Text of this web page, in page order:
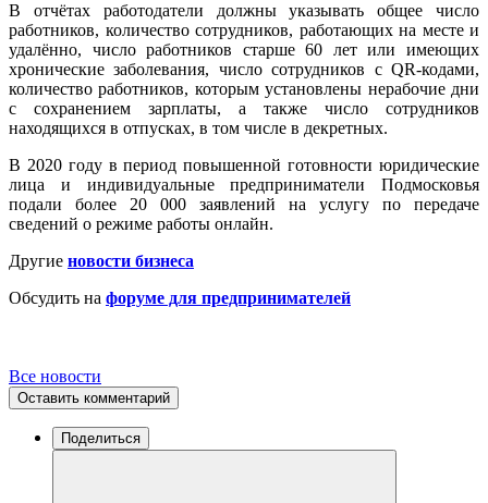
В отчётах работодатели должны указывать общее число
работников, количество сотрудников, работающих на месте и
удалённо, число работников старше 60 лет или имеющих
хронические заболевания, число сотрудников с QR-кодами,
количество работников, которым установлены нерабочие дни
с сохранением зарплаты, а также число сотрудников
находящихся в отпусках, в том числе в декретных.
В 2020 году в период повышенной готовности юридические
лица и индивидуальные предприниматели Подмосковья
подали более 20 000 заявлений на услугу по передаче
сведений о режиме работы онлайн.
Другие новости бизнеса
Обсудить на форуме для предпринимателей
Все новости
Оставить комментарий
Поделиться